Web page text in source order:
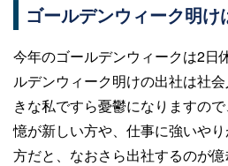
ゴールデンウィーク明
今年のゴールデンウィークは2日
ルデンウィーク明けの出社は社
きな私ですら憂鬱になりますの
憶が新しい方や、仕事に強いや
方だと、なおさら出社するのが